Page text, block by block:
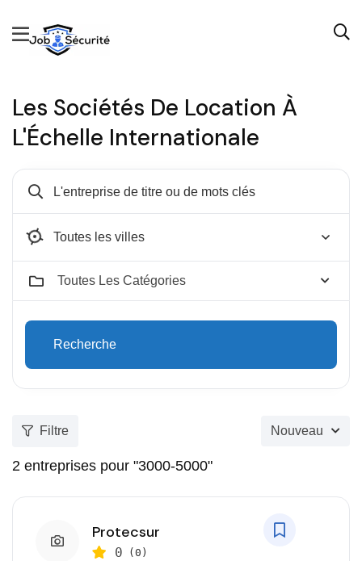
Les Sociétés De Location À
L'Échelle Internationale
Aix-en-Provence
Toutes Les Catégories
Recherche
Filtre Nouveau
2 entreprises pour "3000-5000"
Protecsur
0(0)